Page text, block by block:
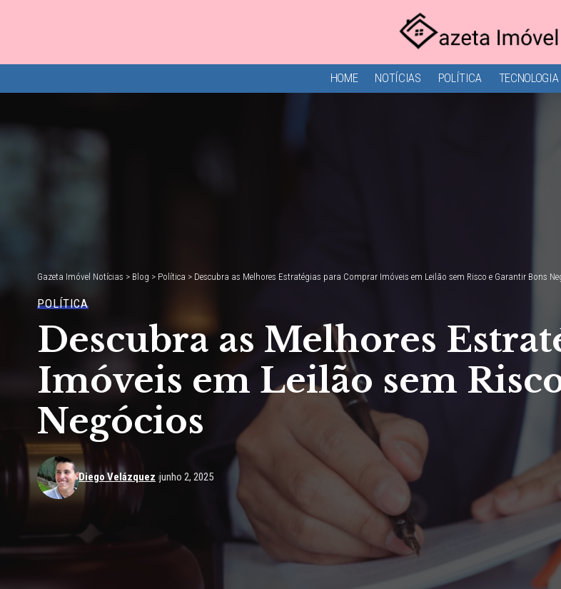
HOME NOTÍCIAS POLÍTICA TECNOLOGIA
Gazeta Imóvel Notícias > Blog > Política > Descubra as Melhores Estratégias para Comprar Imóveis em Leilão sem Risco e Garantir Bons
POLÍTICA
Descubra as Melhores
Imóveis em Leilão sem
Negócios
Diego Velázquez junho 2, 2025